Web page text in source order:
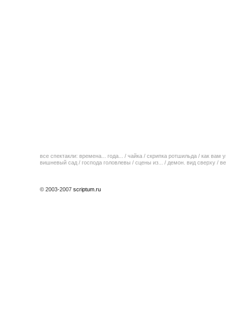
все спектакли: времена... года... / чайка / скрипка ротшильда / как вам
вишневый сад / господа головлевы / сцены из... / демон. вид сверху /
© 2003-2007 scriptum.ru